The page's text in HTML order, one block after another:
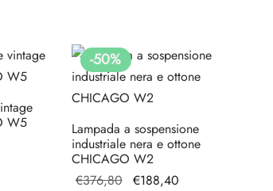
€82,20.
W5
-50%
Lampada a sospensione
industriale nera e ottone
CHICAGO W2
€376,80 Il prezzo
€188,40